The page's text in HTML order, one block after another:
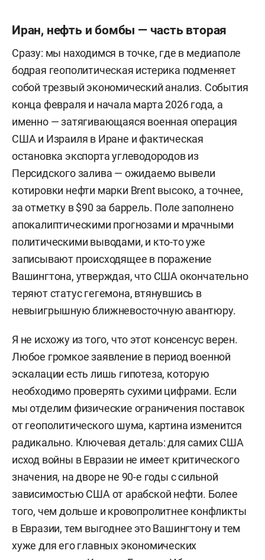
Иран, нефть и бомбы — часть вторая
Сразу: мы находимся в точке, где в медиаполе
бодрая геополитическая истерика подменяет
собой трезвый экономический анализ. События
конца февраля и начала марта 2026 года, а
именно — затягивающаяся военная операция
США и Израиля в Иране и фактическая
остановка экспорта углеводородов из
Персидского залива — ожидаемо вывели
котировки нефти марки Brent высоко, а точнее,
за отметку в $90 за баррель. Поле заполнено
апокалиптическими прогнозами и мрачными
политическими выводами, и кто-то уже
записывают происходящее в поражение
Вашингтона, утверждая, что США окончательно
теряют статус гегемона, втянувшись в
невыигрышную ближневосточную авантюру.
Я не исхожу из того, что этот консенсус верен.
Любое громкое заявление в период военной
эскалации есть лишь гипотеза, которую
необходимо проверять сухими цифрами. Если
мы отделим физические ограничения поставок
от геополитического шума, картина изменится
радикально. Ключевая деталь: для самих США
исход войны в Евразии не имеет критического
значения, на дворе не 90-е годы с сильной
зависимостью США от арабской нефти. Более
того, чем дольше и кровопролитнее конфликты
в Евразии, тем выгоднее это Вашингтону и тем
хуже для его главных экономических